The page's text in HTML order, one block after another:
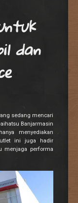
dan
sedang mencari
Banjarmasin
menyediakan
ini juga hadir
menjaga performa